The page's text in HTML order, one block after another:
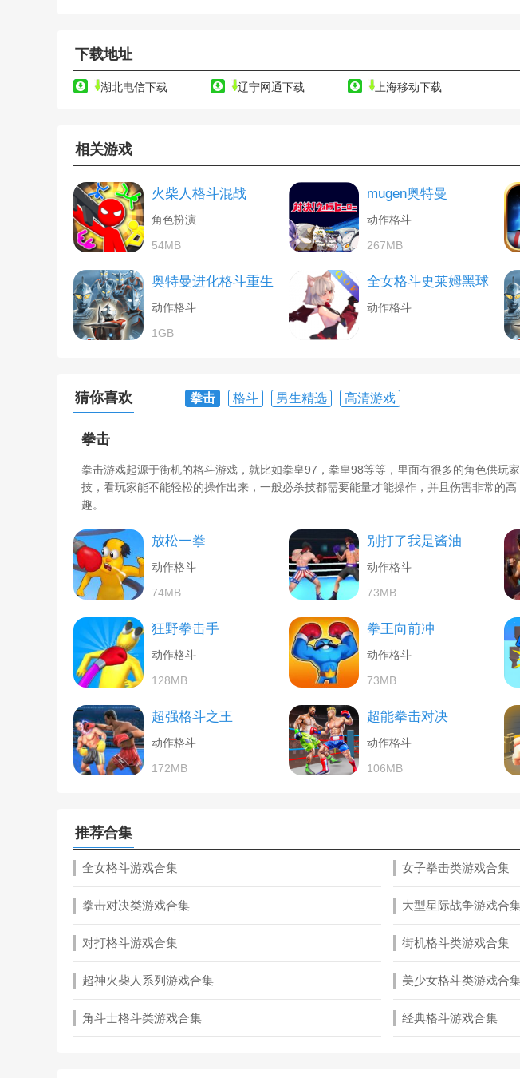
下载地址
湖北电信下载 辽宁网通下载 上海移动下载
相关游戏
火柴人格斗混战
角色扮演
54MB
mugen奥特曼
动作格斗
267MB
奥特曼进化格斗重生
动作格斗
1GB
全女格斗史莱姆黑球
动作格斗
猜你喜欢 拳击 格斗 男生精选 高清游戏
拳击
拳击游戏起源于街机的格斗游戏，就比如拳皇97，拳皇98等等，里面有很多的角色供玩
技，看玩家能不能轻松的操作出来，一般必杀技都需要能量才能操作，并且伤害非常的
趣。
放松一拳
动作格斗
74MB
别打了我是酱油
动作格斗
73MB
狂野拳击手
动作格斗
128MB
拳王向前冲
动作格斗
73MB
超强格斗之王
动作格斗
172MB
超能拳击对决
动作格斗
106MB
推荐合集
全女格斗游戏合集 女子拳击类游戏合集
拳击对决类游戏合集 大型星际战争游戏合
对打格斗游戏合集 街机格斗类游戏合集
超神火柴人系列游戏合集 美少女格斗类游戏合
角斗士格斗类游戏合集 经典格斗游戏合集